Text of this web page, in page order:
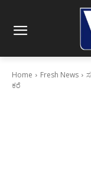
Home Fresh News
ಕರೆ